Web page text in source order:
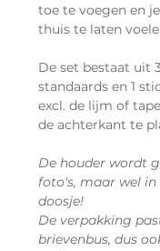
toe te voegen en
thuis te laten
De set bestaat uit
standaards en 1
excl. de lijm of
de achterkant te
De houder wordt
foto's, maar wel in
doosje!
De verpakking
brievenbus, dus